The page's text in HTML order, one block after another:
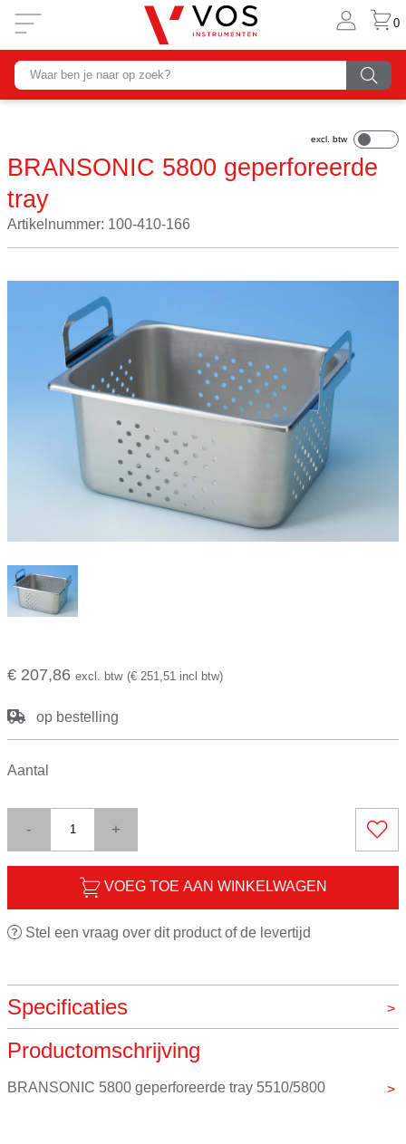
0
BRANSONIC 5800 geperforeerde
tray
Artikelnummer: 100-410-166
€ 207,86 excl. btw (€ 251,51 incl btw)
op bestelling
Aantal
- +
VOEG TOE AAN WINKELWAGEN
Stel een vraag over dit product of de levertijd
Specificaties
Merk
Productomschrijving
BRANSONIC 5800 geperforeerde tray 5510/5800